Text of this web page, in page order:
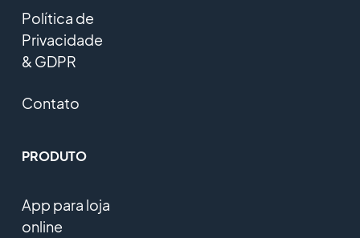
Política de
Privacidade
& GDPR
Contato
PRODUTO
App para loja
online